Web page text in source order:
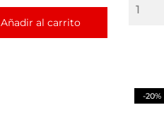
Añadir al carrito
-20%